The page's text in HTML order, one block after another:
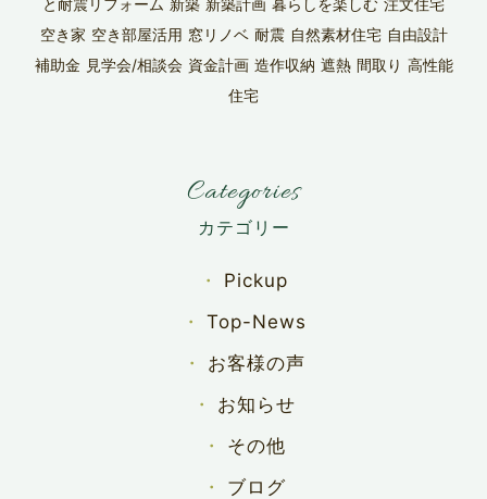
空き家 空き部屋活用 窓リノベ 耐震 自然素材住宅 自由設計
補助金 見学会/相談会 資金計画 造作収納 遮熱 間取り 高性能
住宅
Categories
Pickup
Top-News
お客様の声
お知らせ
その他
ブログ